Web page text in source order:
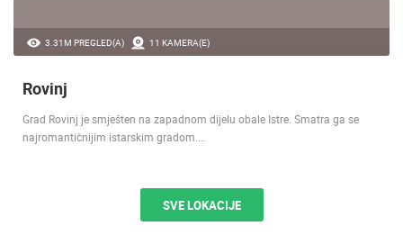
3.31M PREGLED(A) 11 KAMERA(E)
Rovinj
Grad Rovinj je smješten na zapadnom dijelu obale Istre. Smatra ga se
najromantičnijim istarskim gradom.…
SVE LOKACIJE